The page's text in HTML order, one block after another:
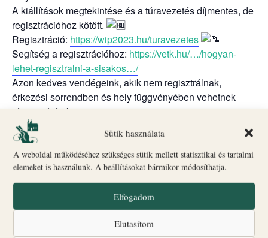
Sütik használata
A weboldal működéséhez szükséges sütik mellett statisztikai és tartalmi
elemeket is használunk. A beállításokat bármikor módosíthatja.
Elfogadom
Elutasítom
A kiállítások megtekintése és a túravezetés díjmentes, de
regisztrációhoz kötött.
Regisztráció: https://wip2023.hu/turavezetes
Segítség a regisztrációhoz: https://vetk.hu/…/hogyan-
lehet-regisztralni-a-sisakos…/
Azon kedves vendégeink, akik nem regisztrálnak,
érkezési sorrendben és hely függvényében vehetnek
részt a túráinkon.
Biró-Giczey Ház kiállításai (szo-vas, 10:00-18:00):
„Nem káptalan a fejem” című kiállítás – Honnan ered
ez a mondás?
Régészeti kiállítás – a várhegy régészeti kutatásából
származó különleges leletek.
Kanonoki lakosztály – mit ábrázolnak és milyen
történetet rejtenek a gyönyörű freskók?
A kanonoki ház kertje – csend és nyugalom.